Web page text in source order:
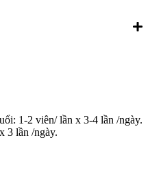
1-2 viên/ lần x 3-4 lần /ngày.
3 lần /ngày.